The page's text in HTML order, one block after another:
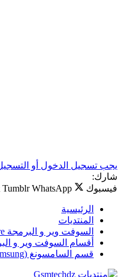
يجب تسجيل الدخول أو
شارك:
فيسبوك
Tumblr WhatsApp
الرئيسية
المنتديات
السوفت وير و البرمجة software
أقسام السوفت وير و
قسم السامسونغ (samsung)